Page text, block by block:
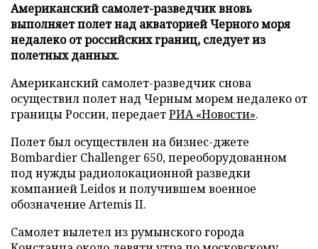
Американский самолет-разведчик вновь
выполняет полет над акваторией Черного моря
недалеко от российских границ, следует из
полетных данных.
Американский самолет-разведчик снова
осуществил полет над Черным морем недалеко от
границы России, передаетРИА «Новости».
Полет был осуществлен на бизнес-джете
Bombardier Challenger 650, переоборудованном
под нужды радиолокационной разведки
компанией Leidos и получившем военное
обозначение Artemis II.
Самолет вылетел из румынского города